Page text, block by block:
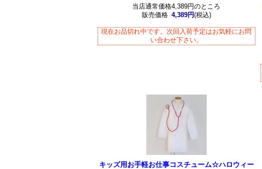
当店通常価格4,389円のところ
販売価格 4,389円(税込)
現在お品切れ中です。次回入荷予定はお気軽にお問
い合わせ下さい。
キッズ用お手軽お仕事コスチューム☆ハロウィー